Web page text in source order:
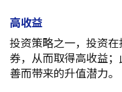
高收益
投资策略之一，投资
券，从而取得高收益
善而带来的升值潜力。